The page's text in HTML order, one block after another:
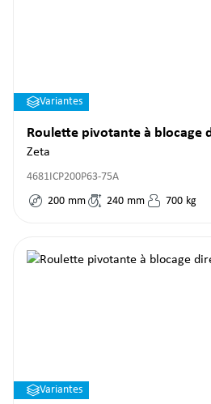
Variantes
Roulette pivotante à blocage
Zeta
4681ICP200P63-75A
200 mm 240 mm 700 kg
Variantes